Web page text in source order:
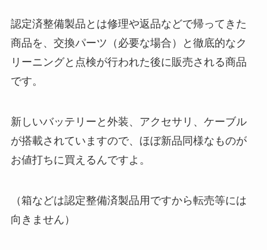
認定済整備製品とは修理や返品などで帰ってきた
商品を、交換パーツ（必要な場合）と徹底的なク
リーニングと点検が行われた後に販売される商品
です。
新しいバッテリーと外装、アクセサリ、ケーブル
が搭載されていますので、ほぼ新品同様なものが
お値打ちに買えるんですよ。
（箱などは認定整備済製品用ですから転売等には
向きません）